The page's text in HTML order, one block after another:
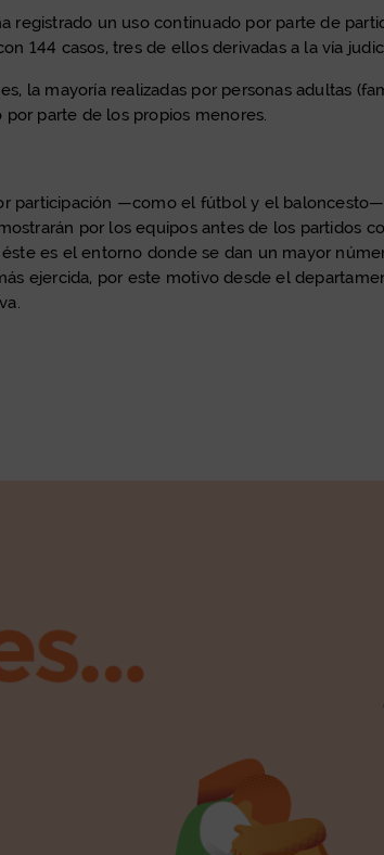
registrado un uso continuado por parte de
144 casos, tres de ellos derivadas a la vía
la mayoría realizadas por personas adultas
parte de los propios menores.
participación —como el fútbol y el
por los equipos antes de los partidos
es el entorno donde se dan un mayor
ejercida, por este motivo desde el